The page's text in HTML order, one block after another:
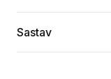
Sastav